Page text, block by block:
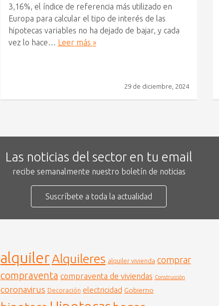
3,16%, el índice de referencia más utilizado en
Europa para calcular el tipo de interés de las
hipotecas variables no ha dejado de bajar, y cada
vez lo hace… Leer más »
29 de diciembre, 2024
Las noticias del sector en tu email
recibe semanalmente nuestro boletín de noticias
Suscríbete a toda la actualidad
alquilerAlquileres alquiler vivienda comprar
compraventa compraventa de viviendas Construcción
coronavirus Decoración electricidad Gobierno